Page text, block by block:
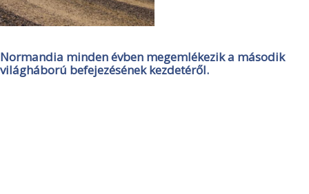
Normandia minden évben megemlékezik a második
világháború befejezésének kezdetéről.